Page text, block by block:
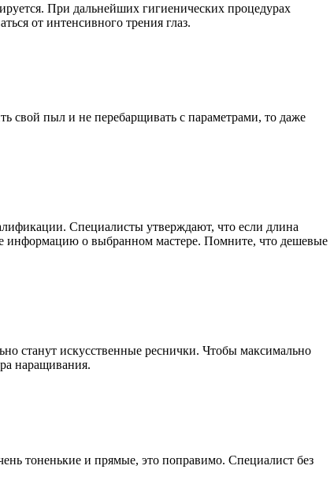
При дальнейших гигиенических процедурах
от интенсивного трения глаз.
свой пыл и не перебарщивать с параметрами, то даже
Специалисты утверждают, что если длина
информацию о выбранном мастере. Помните, что дешевые
станут искусственные реснички. Чтобы максимально
наращивания.
тоненькие и прямые, это поправимо. Специалист без